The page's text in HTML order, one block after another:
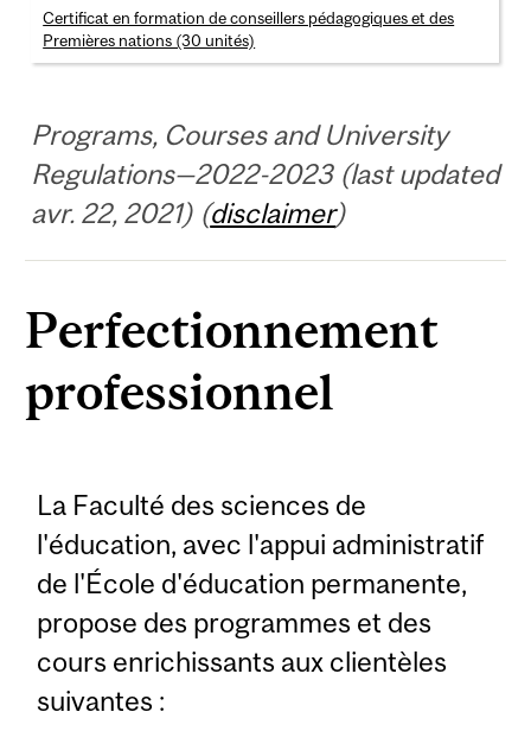
Certificat en formation de conseillers pédagogiques et des
Premières nations (30 unités)
Programs, Courses and University
Regulations—2022-2023 (last updated
avr. 22, 2021) (disclaimer)
Perfectionnement
professionnel
La Faculté des sciences de
l'éducation, avec l'appui administratif
de l'École d'éducation permanente,
propose des programmes et des
cours enrichissants aux clientèles
suivantes :